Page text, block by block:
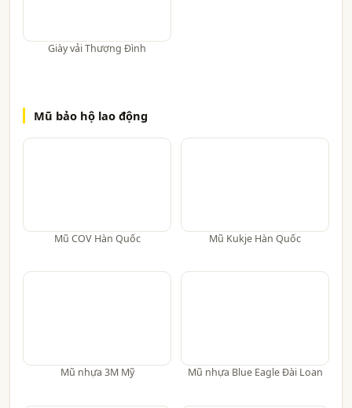
Giày vải Thượng Đình
Mũ bảo hộ lao động
Mũ COV Hàn Quốc Mũ Kukje Hàn Quốc
Mũ nhựa 3M Mỹ Mũ nhựa Blue Eagle Đài Loan